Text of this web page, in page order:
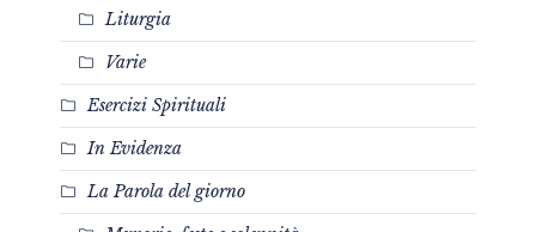
Liturgia
Varie
Esercizi Spirituali
In Evidenza
La Parola del giorno